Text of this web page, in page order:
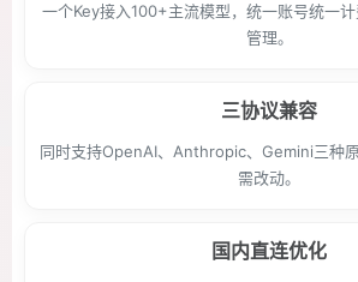
一个Key接入100+主流模型，统一账号统一
管理。
三协议兼容
同时支持OpenAI、Anthropic、Gemini三种
需改动。
国内直连优化